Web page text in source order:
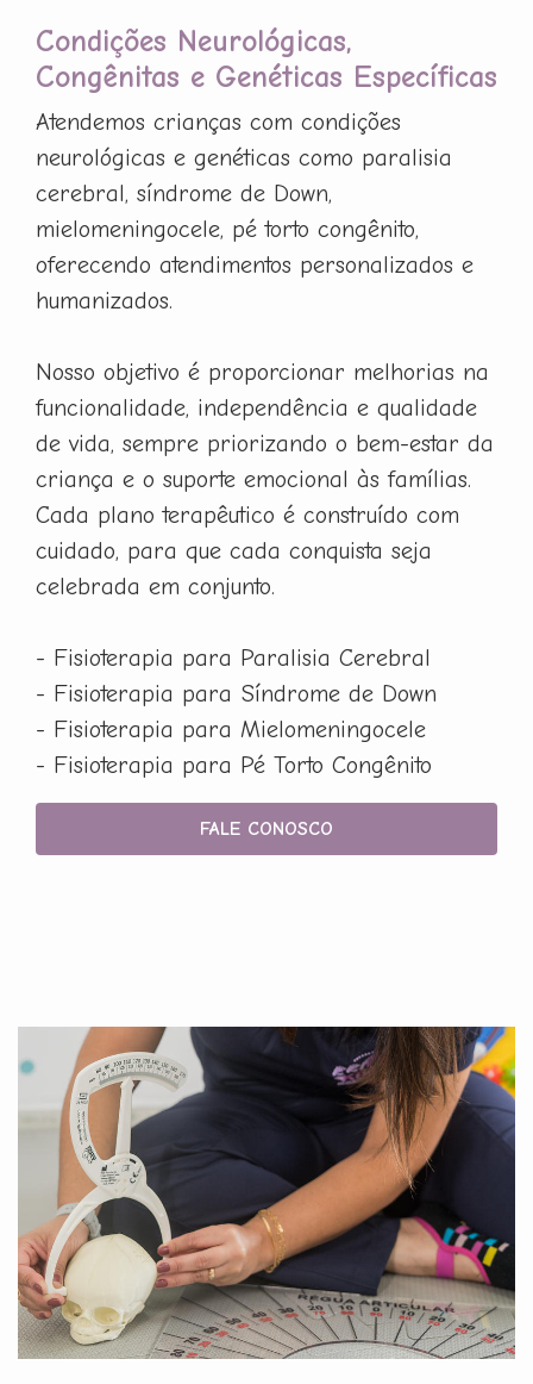
Condições Neurológicas,
Congênitas e Genéticas Específicas
Atendemos crianças com condições
neurológicas e genéticas como paralisia
cerebral, síndrome de Down,
mielomeningocele, pé torto congênito,
oferecendo atendimentos personalizados e
humanizados.
Nosso objetivo é proporcionar melhorias na
funcionalidade, independência e qualidade
de vida, sempre priorizando o bem-estar da
criança e o suporte emocional às famílias.
Cada plano terapêutico é construído com
cuidado, para que cada conquista seja
celebrada em conjunto.
- Fisioterapia para Paralisia Cerebral
- Fisioterapia para Síndrome de Down
- Fisioterapia para Mielomeningocele
- Fisioterapia para Pé Torto Congênito
FALE CONOSCO